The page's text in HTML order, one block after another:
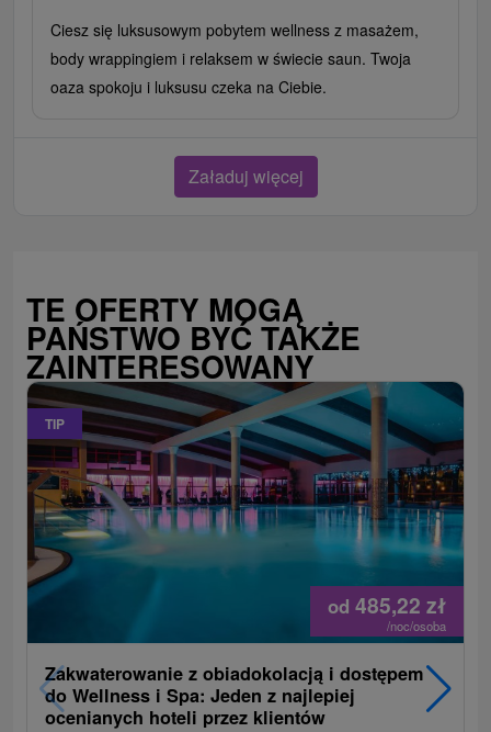
Ciesz się luksusowym pobytem wellness z masażem,
body wrappingiem i relaksem w świecie saun. Twoja
oaza spokoju i luksusu czeka na Ciebie.
Załaduj więcej
TE OFERTY MOGĄ
PAŃSTWO BYĆ TAKŻE
ZAINTERESOWANY
TIP
od 485,22 zł
/noc/osoba
Zakwaterowanie z obiadokolacją i dostępem
do Wellness i Spa: Jeden z najlepiej
ocenianych hoteli przez klientów